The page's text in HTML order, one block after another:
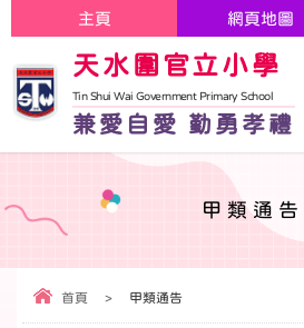
天水圍官立小學
Tin Shui Wai Government Primary School
兼愛自愛 勤勇孝禮
主頁 網頁地圖
甲類通告
首頁 > 甲類通告